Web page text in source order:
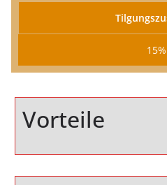
15%
Vorteile